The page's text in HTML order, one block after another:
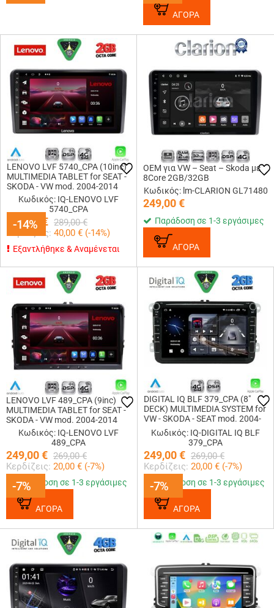
ΑΓΟΡΑ
-14%
LENOVO LVF 5740_CPA (10inc)
MULTIMEDIA TABLET for SEAT -
SKODA - VW mod. 2004-2014
Κωδικός: IQ-LENOVO LVF
5740_CPA
249,00 € 289,00 €
Κερδίζεις: 40,00 € (-14%)
-14%
Εξαντλήθηκε & Αναμένεται
OEM για VW – Seat – Skoda με
8Core 2GB/32GB
Κωδικός: lm-CLARION GL71480
249,00€
Παράδοση σε 1-3 εργάσιμες
ΑΓΟΡΑ
-7%
LENOVO LVF 489_CPA (9inc)
MULTIMEDIA TABLET for SEAT -
SKODA - VW mod. 2004-2014
Κωδικός: IQ-LENOVO LVF
489_CPA
249,00€ 269,00 €
Κερδίζεις: 20,00 € (-7%)
-7%
Παράδοση σε 1-3 εργάσιμες
ΑΓΟΡΑ
-7%
DIGITAL IQ BLF 379_CPA (8"
DECK) MULTIMEDIA SYSTEM for
VW - SKODA - SEAT mod. 2004-
2014
Κωδικός: IQ-DIGITAL IQ BLF
379_CPA
249,00€ 269,00 €
Κερδίζεις: 20,00 € (-7%)
-7%
Παράδοση σε 1-3 εργάσιμες
ΑΓΟΡΑ